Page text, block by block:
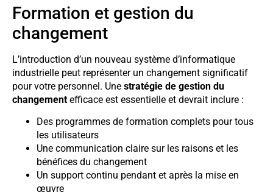
Formation et gestion du
changement
L’introduction d’un nouveau système d’informatique
industrielle peut représenter un changement significatif
pour votre personnel. Une stratégie de gestion du
changement efficace est essentielle et devrait inclure :
Des programmes de formation complets pour tous
les utilisateurs
Une communication claire sur les raisons et les
bénéfices du changement
Un support continu pendant et après la mise en
œuvre